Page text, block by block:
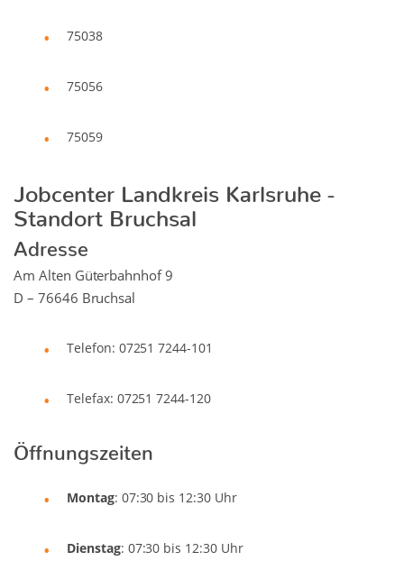
75038
75056
75059
Jobcenter Landkreis Karlsruhe -
Standort Bruchsal
Adresse
Am Alten Güterbahnhof 9
D – 76646 Bruchsal
Telefon: 07251 7244-101
Telefax: 07251 7244-120
Öffnungszeiten
Montag: 07:30 bis 12:30 Uhr
Dienstag: 07:30 bis 12:30 Uhr